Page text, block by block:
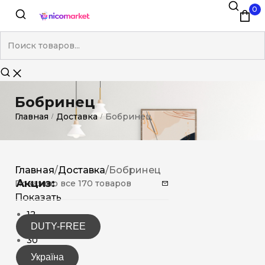
0
Бобринец
Главная / Доставка / Бобринец
Акциз:
DUTY-FREE
Україна
Главная/Доставка/Бобринец
Показано все 170 товаров
Показать
12
15
30